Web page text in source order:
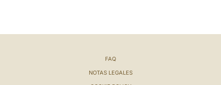
FAQ
NOTAS LEGALES